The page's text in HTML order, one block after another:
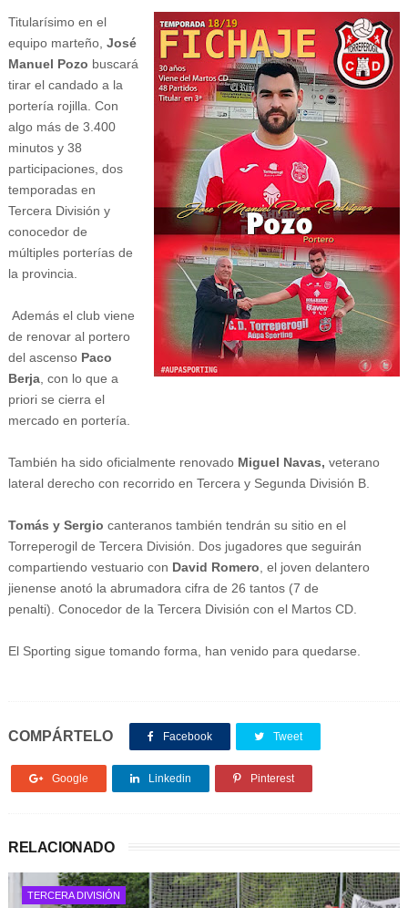
Titularísimo en el
equipo marteño, José
Manuel Pozo buscará
tirar el candado a la
portería rojilla. Con
algo más de 3.400
minutos y 38
participaciones, dos
temporadas en
Tercera División y
conocedor de
múltiples porterías de
la provincia.
Además el club viene
de renovar al portero
del ascenso Paco
Berja, con lo que a
priori se cierra el
mercado en portería.
También ha sido oficialmente renovadoMiguel Navas, veterano
lateral derecho con recorrido en Tercera y Segunda División B.
Tomás y Sergio canteranos también tendrán su sitio en el
Torreperogil de Tercera División. Dos jugadores que seguirán
compartiendo vestuario con David Romero , el joven delantero
jienense anotó la abrumadora cifra de 26 tantos (7 de
penalti). Conocedor de la Tercera División con el Martos CD.
El Sporting sigue tomando forma, han venido para quedarse.
COMPÁRTELO Facebook Tweet
Google Linkedin Pinterest
RELACIONADO
TERCERA DIVISIÓN